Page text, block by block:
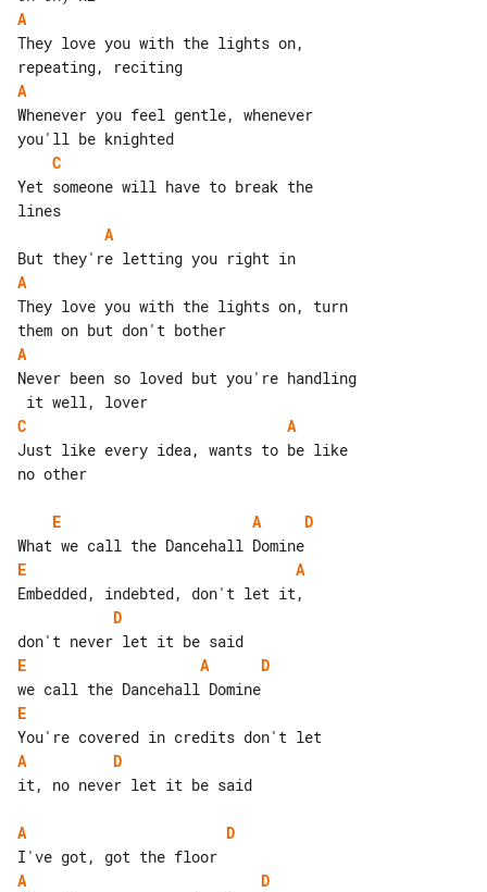
A
They love you with the lights on,
A
Whenever you feel gentle, whenever
C
Yet someone will have to break the
A
A
They love you with the lights on, turn
A
Never been so loved but you're handling
C
A
Just like every idea, wants to be like
no other
E A
D
E
A
D
E
A
D
E
A
D
it, no never let it be said
A
D
A
D